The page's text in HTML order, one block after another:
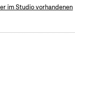
im Studio vorhandenen